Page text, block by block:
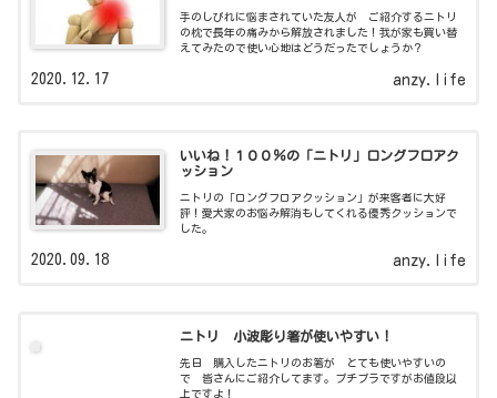
手のしびれに悩まされていた友人が ご紹介するニトリ
の枕で長年の痛みから解放されました！我が家も買い替
えてみたので使い心地はどうだったでしょうか？
anzy.life
2020.12.17
いいね！１００％の「ニトリ」ロングフロアク
ッション
ニトリの「ロングフロアクッション」が来客者に大好
評！愛犬家のお悩み解消もしてくれる優秀クッションで
した。
anzy.life
2020.09.18
ニトリ 小波彫り箸が使いやすい！
先日 購入したニトリのお箸が とても使いやすいの
で 皆さんにご紹介してます。プチプラですがお値段以
上ですよ！